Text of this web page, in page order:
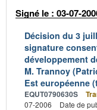
Signé le : 03-07-
Décision du 3
signature
développement
M. Trannoy
Est européenne
EQUT0790630S
07-2006
Date de